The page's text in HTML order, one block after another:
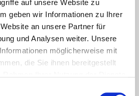
auf unsere Website zu
geben wir Informationen zu Ihrer
an unsere Partner für
und Analysen weiter. Unsere
möglicherweise mit
die Sie ihnen bereitgestellt
zwischen Menschen
und Bots zu
unterscheiden. Dies
ist vorteilhaft für die
webseite, um gültige
Berichte über die